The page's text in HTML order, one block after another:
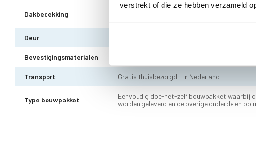
verstrekt of die ze hebben verzameld
Dakbedekking
EPDM uit 1 stuk geleverd incl. kit, dak
Deur
Bevestigingsmaterialen
Transport Gratis thuisbezorgd - In Nederland
Type bouwpakket
Eenvoudig doe-het-zelf bouwpakket waarbij
worden geleverd en de overige onderdelen op